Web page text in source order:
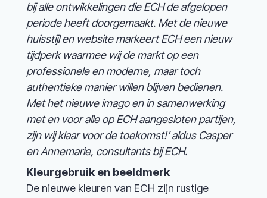
bij alle ontwikkelingen die ECH de afgelopen
periode heeft doorgemaakt. Met de nieuwe
huisstijl en website markeert ECH een nieuw
tijdperk waarmee wij de markt op een
professionele en moderne, maar toch
authentieke manier willen blijven bedienen.
Met het nieuwe imago en in samenwerking
met en voor alle op ECH aangesloten partijen,
zijn wij klaar voor de toekomst!’ aldus Casper
en Annemarie, consultants bij ECH.
Kleurgebruik en beeldmerk
De nieuwe kleuren van ECH zijn rustige